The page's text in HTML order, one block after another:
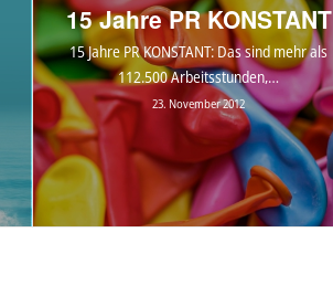
15 Jahre PR KONSTANT
15 Jahre PR KONSTANT: Das sind mehr als
112.500 Arbeitsstunden,…
23. November 2012